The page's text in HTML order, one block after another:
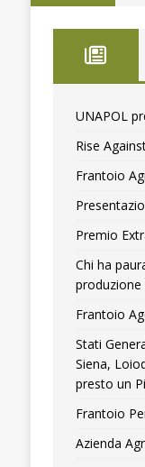
[
[
[
UNAPOL
Rise
Frantoio
Premio
Chi ha
produzione
Frantoio
Stati
Siena,
presto un
Frantoio
Azienda